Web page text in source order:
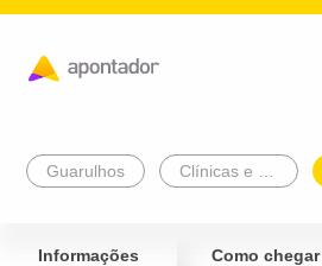
Guarulhos
Informações Como chegar